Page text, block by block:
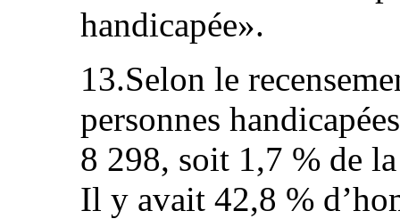
handicapée».
13.Selon le
personnes
8 298, soit 1,7 % de
Il y avait 42,8 %